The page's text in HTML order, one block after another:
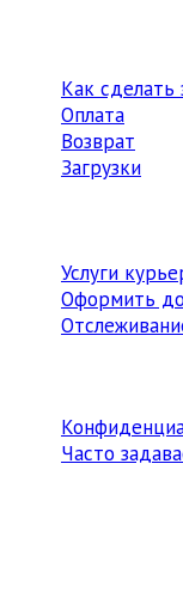
Как сделать
Оплата
Возврат
Загрузки
Услуги
Оформить
Часто